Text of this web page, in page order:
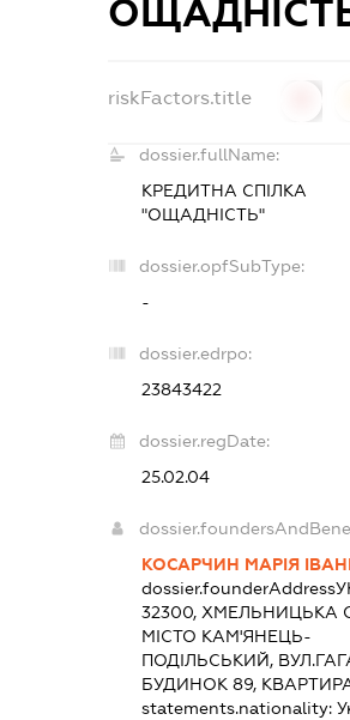
riskFactors.title
dossier.fullName:
КРЕДИТНА СПІЛКА
"ОЩАДНІСТЬ"
dossier.opfSubType:
-
dossier.edrpo:
23843422
dossier.regDate:
25.02.04
КОСАРЧИН МАРІЯ
dossier.founderAddress
32300, ХМЕЛЬНИЦЬКА
МІСТО КАМ'ЯНЕЦЬ-
ПОДІЛЬСЬКИЙ,
БУДИНОК 89,
statements.nationality: